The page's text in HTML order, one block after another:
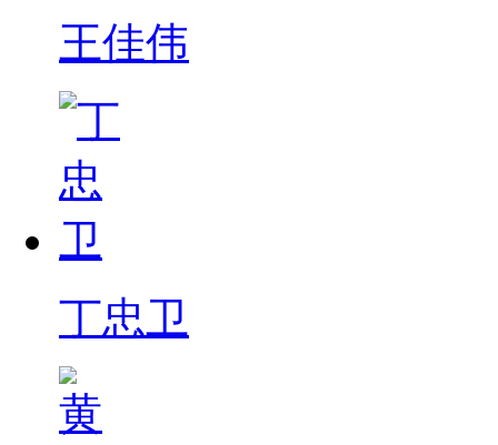
王佳伟
丁忠卫